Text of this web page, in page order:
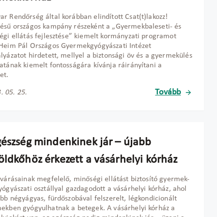
Rendőrség által korábban elindított Csat(t)lakozz!
országos kampány részeként a „Gyermekbaleseti- és
ellátás fejlesztése” kiemelt kormányzati programot
Pál Országos Gyermekgyógyászati Intézet
hirdetett, mellyel a biztonsági öv és a gyermekülés
kiemelt fontosságára kívánja ráirányítani a
05. 25. Tovább
mindenkinek jár – újabb
érkezett a vásárhelyi kórház
megfelelő, minőségi ellátást biztosító gyermek-
osztállyal gazdagodott a vásárhelyi kórház, ahol
négyágyas, fürdőszobával felszerelt, légkondicionált
gyógyulhatnak a betegek. A vásárhelyi kórház a